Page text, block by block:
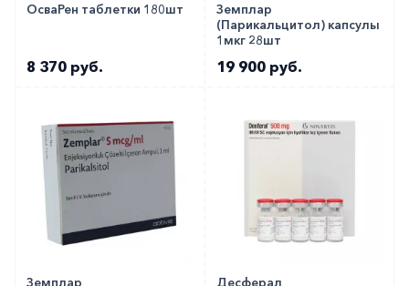
ОсваРен таблетки 180шт
8 370 руб.
Земплар
(Парикальцитол) капсулы
1мкг 28шт
19 900 руб.
Земплар
Десферал